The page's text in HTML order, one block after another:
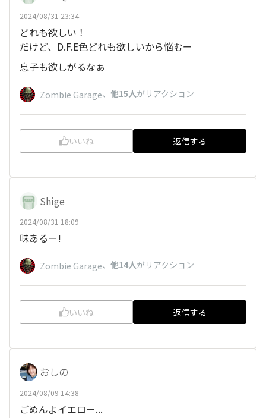
2024/08/31 23:34
どれも欲しい！
だけど、D.F.E色どれも欲しいから悩むー
息子も欲しがるなぁ
Zombie Garage、 他15人がリアクション
いいね 返信する
Shige
2024/08/31 18:09
味あるー!
Zombie Garage、 他14人がリアクション
いいね 返信する
おしの
2024/08/09 14:38
ごめんよイエロー...